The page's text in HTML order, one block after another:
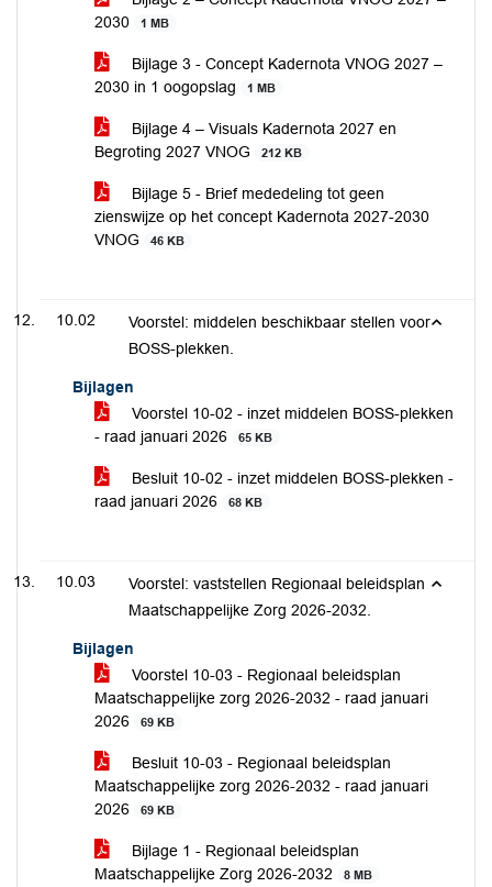
2030
1 MB
Bijlage 3 - Concept Kadernota VNOG 2027 –
2030 in 1 oogopslag
1 MB
Bijlage 4 – Visuals Kadernota 2027 en
Begroting 2027 VNOG
212 KB
Bijlage 5 - Brief mededeling tot geen
zienswijze op het concept Kadernota 2027-2030
VNOG
46 KB
10.02
Voorstel: middelen beschikbaar stellen voor
BOSS-plekken.
Bijlagen
Voorstel 10-02 - inzet middelen BOSS-plekken
- raad januari 2026
65 KB
Besluit 10-02 - inzet middelen BOSS-plekken -
raad januari 2026
68 KB
10.03
Voorstel: vaststellen Regionaal beleidsplan
Maatschappelijke Zorg 2026-2032.
Bijlagen
Voorstel 10-03 - Regionaal beleidsplan
Maatschappelijke zorg 2026-2032 - raad januari
2026
69 KB
Besluit 10-03 - Regionaal beleidsplan
Maatschappelijke zorg 2026-2032 - raad januari
2026
69 KB
Bijlage 1 - Regionaal beleidsplan
Maatschappelijke Zorg 2026-2032
8 MB